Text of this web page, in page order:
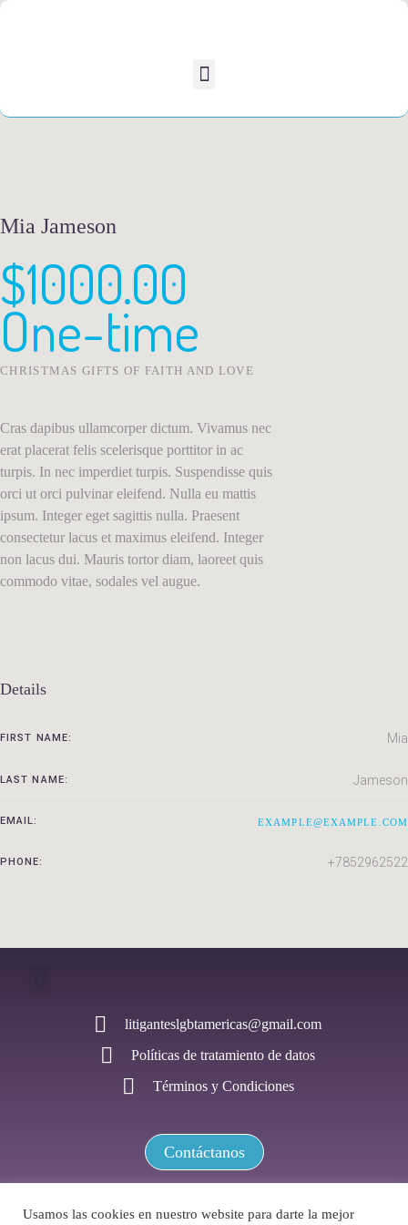
Mia Jameson
$1000.00
One-time
CHRISTMAS GIFTS OF FAITH AND LOVE
Cras dapibus ullamcorper dictum. Vivamus nec
erat placerat felis scelerisque porttitor in ac
turpis. In nec imperdiet turpis. Suspendisse quis
orci ut orci pulvinar eleifend. Nulla eu mattis
ipsum. Integer eget sagittis nulla. Praesent
consectetur lacus et maximus eleifend. Integer
non lacus dui. Mauris tortor diam, laoreet quis
commodo vitae, sodales vel augue.
Details
FIRST NAME: Mia
LAST NAME: Jameson
EMAIL: EXAMPLE@EXAMPLE.COM
PHONE: +7852962522
litiganteslgbtamericas@gmail.com
Políticas de tratamiento de datos
Términos y Condiciones
Contáctanos
Usamos las cookies en nuestro website para darte la mejor